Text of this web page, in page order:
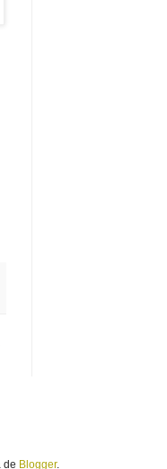
de Blogger.